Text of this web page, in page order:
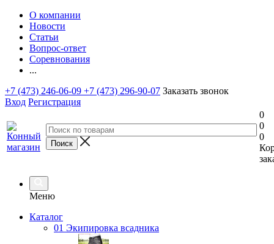
О компании
Новости
Статьи
Вопрос-ответ
Соревнования
...
+7 (473) 246-06-09 +7 (473) 296-90-07 Заказать звонок
Вход Регистрация
0
0
0
Меню
Каталог
01 Экипировка всадника